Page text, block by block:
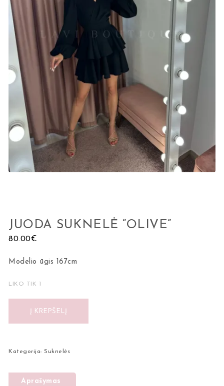
JUODA SUKNELĖ “OLIVE”
80.00€
Modelio ūgis 167cm
LIKO TIK 1
Į KREPŠELĮ
Kategorija:Suknelės
Aprašymas